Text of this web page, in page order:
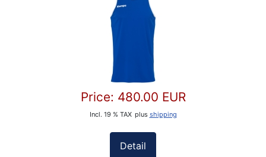
Price: 480.00 EUR
Incl. 19 % TAX plus shipping
Detail